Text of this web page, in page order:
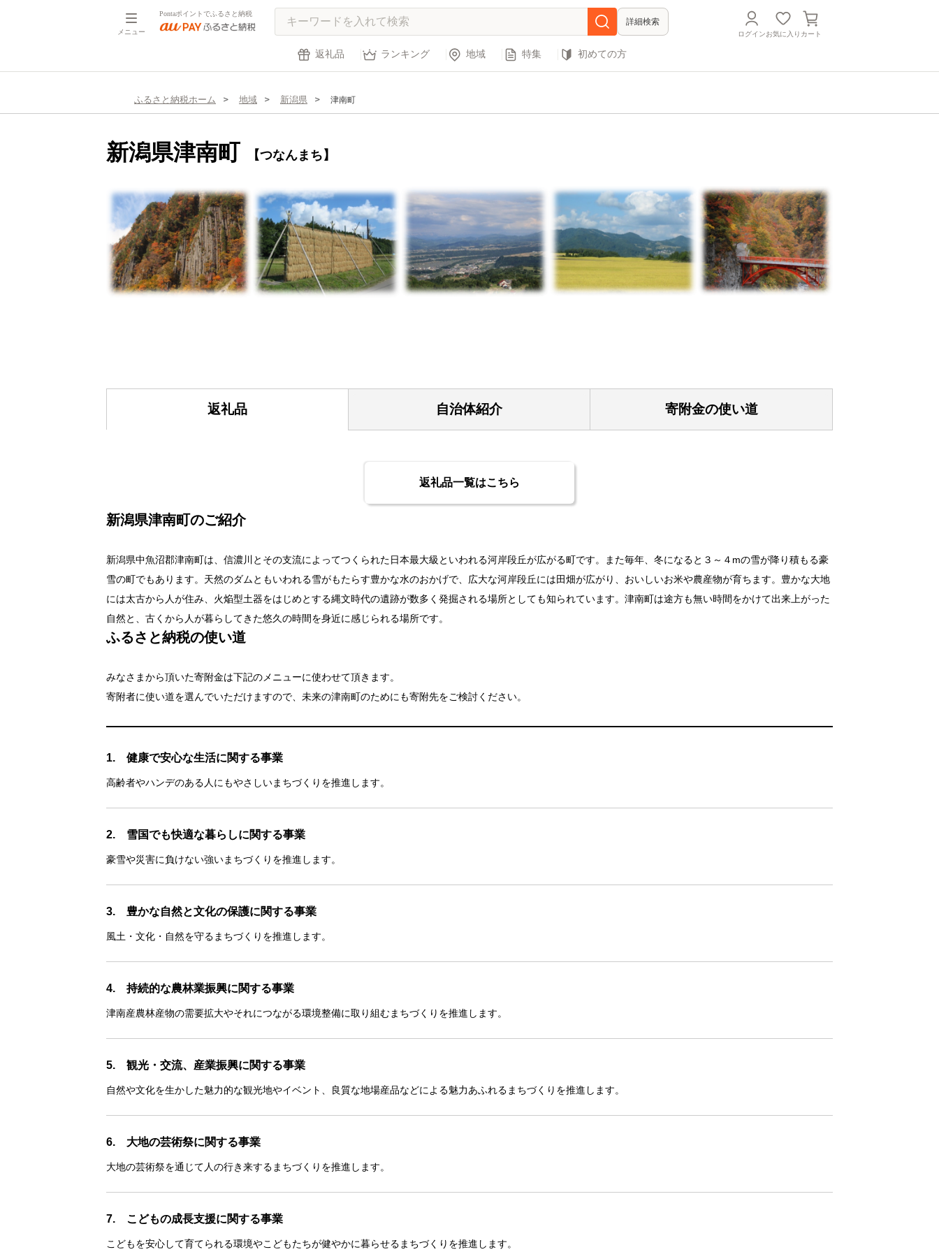
メニュー
Pontaポイントでふるさと納税
詳細検索
ログインお気に入り カート
返礼品 ランキング 地域 特集 初めての方
ふるさと納税ホーム 地域 新潟県 津南町
新潟県津南町 【つなんまち】
返礼品 自治体紹介 寄附金の使い道
返礼品一覧はこちら
新潟県津南町のご紹介
新潟県中魚沼郡津南町は、信濃川とその支流によってつくられた日本最大級といわれる河岸段丘が広がる町です。また毎年、冬になると３～４mの雪が降り積もる豪
雪の町でもあります。天然のダムともいわれる雪がもたらす豊かな水のおかげで、広大な河岸段丘には田畑が広がり、おいしいお米や農産物が育ちます。豊かな大地
には太古から人が住み、火焔型土器をはじめとする縄文時代の遺跡が数多く発掘される場所としても知られています。津南町は途方も無い時間をかけて出来上がった
自然と、古くから人が暮らしてきた悠久の時間を身近に感じられる場所です。
ふるさと納税の使い道
みなさまから頂いた寄附金は下記のメニューに使わせて頂きます。
寄附者に使い道を選んでいただけますので、未来の津南町のためにも寄附先をご検討ください。
1. 健康で安心な生活に関する事業
高齢者やハンデのある人にもやさしいまちづくりを推進します。
2. 雪国でも快適な暮らしに関する事業
豪雪や災害に負けない強いまちづくりを推進します。
3. 豊かな自然と文化の保護に関する事業
風土・文化・自然を守るまちづくりを推進します。
4. 持続的な農林業振興に関する事業
津南産農林産物の需要拡大やそれにつながる環境整備に取り組むまちづくりを推進します。
5. 観光・交流、産業振興に関する事業
自然や文化を生かした魅力的な観光地やイベント、良質な地場産品などによる魅力あふれるまちづくりを推進します。
6. 大地の芸術祭に関する事業
大地の芸術祭を通じて人の行き来するまちづくりを推進します。
7. こどもの成長支援に関する事業
こどもを安心して育てられる環境やこどもたちが健やかに暮らせるまちづくりを推進します。